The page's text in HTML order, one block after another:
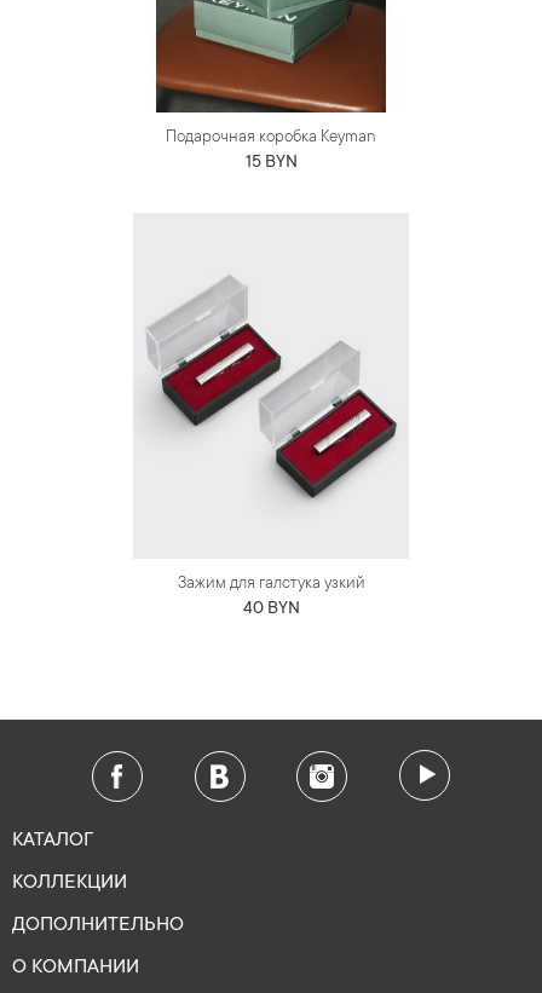
Подарочная коробка Keyman
15 BYN
Зажим для галстука узкий
40 BYN
КАТАЛОГ
КОЛЛЕКЦИИ
ДОПОЛНИТЕЛЬНО
О КОМПАНИИ